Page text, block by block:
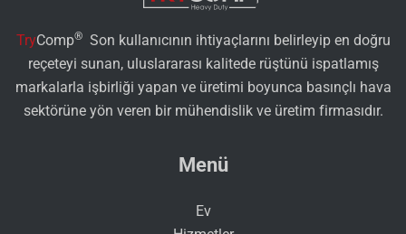
TryComp®Son kullanıcının ihtiyaçlarını belirleyip en doğru
reçeteyi sunan, uluslararası kalitede rüştünü ispatlamış
markalarla işbirliği yapan ve üretimi boyunca basınçlı hava
sektörüne yön veren bir mühendislik ve üretim firmasıdır.
Menü
Ev